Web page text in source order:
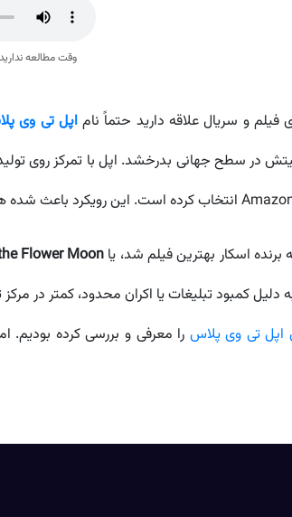
وقت مطالعه
فیلم و سریال علاقه دارید حتماً ناماپل تی وی
در سطح جهانی بدرخشد. اپل با تمرکز روی
برنده اسکار بهترین فیلم شد، یاFlower Moon
کمبود تبلیغات یا اکران محدود، کمتر در مرکز
اپل تی وی پلاس را معرفی و بررسی کرده بودیم.